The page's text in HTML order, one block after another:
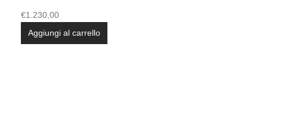
€1.230,00
Aggiungi al carrello